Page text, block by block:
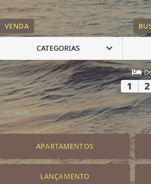
VENDA
CATEGORIAS
1 2
APARTAMENTOS
LANÇAMENTO